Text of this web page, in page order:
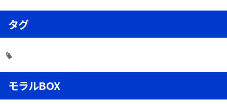
タグ
モラルBOX